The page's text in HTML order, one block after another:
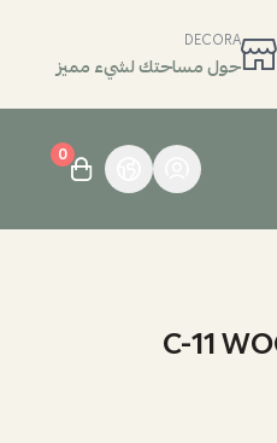
DECORA
حول مساحتك لشيء مميز
0